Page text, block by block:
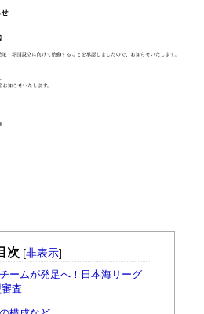
次 [非表示]
ームが発足へ！日本海リーグ
査